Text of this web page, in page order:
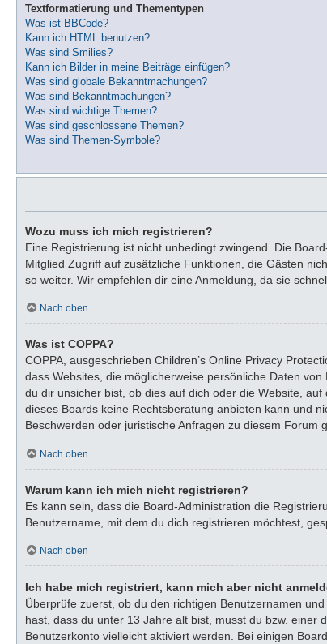
Textformatierung und Thementypen
Was ist BBCode?
Kann ich HTML benutzen?
Was sind Smilies?
Kann ich Bilder in meine Beiträge einfügen?
Was sind globale Bekanntmachungen?
Was sind Bekanntmachungen?
Was sind wichtige Themen?
Was sind geschlossene Themen?
Was sind Themen-Symbole?
Wozu muss ich mich registrieren?
Eine Registrierung ist nicht unbedingt zwingend. Die
Mitglied Zugriff auf zusätzliche Funktionen, die Gästen
so weiter. Wir empfehlen dir eine Anmeldung, da sie
Nach oben
Was ist COPPA?
COPPA, ausgeschrieben Children’s Online Privacy
dass Websites, die möglicherweise persönliche Daten
du dir unsicher bist, ob dies auf dich oder die Website,
dieses Boards keine Rechtsberatung anbieten kann und
Beschwerden oder juristische Anfragen zu diesem Forum
Nach oben
Warum kann ich mich nicht registrieren?
Es kann sein, dass die Board-Administration die
Benutzername, mit dem du dich registrieren möchtest,
Nach oben
Ich habe mich registriert, kann mich aber nicht
Überprüfe zuerst, ob du den richtigen Benutzernamen
hast, dass du unter 13 Jahre alt bist, musst du bzw. einer
Benutzerkonto vielleicht aktiviert werden. Bei einigen